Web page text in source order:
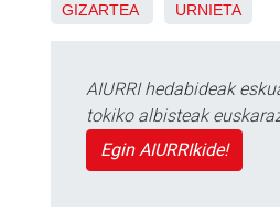
GIZARTEA URNIETA
AIURRI hedabideak
tokiko albisteak
Egin AIURRIkide!